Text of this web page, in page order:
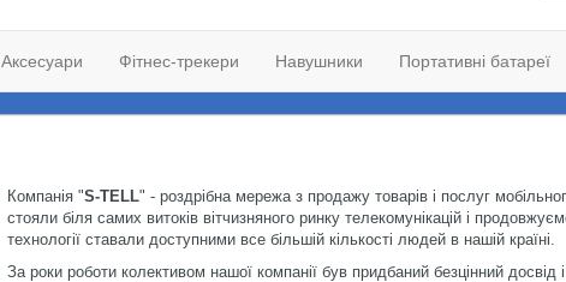
Аксесуари Фітнес-трекери Навушники Портативні батареї
Компанія "S-TELL" - роздрібна мережа з продажу товарів і послуг
стояли біля самих витоків вітчизняного ринку телекомунікацій і
технології ставали доступними все більшій кількості людей в нашій країні.
За роки роботи колективом нашої компанії був придбаний безцінний досвід